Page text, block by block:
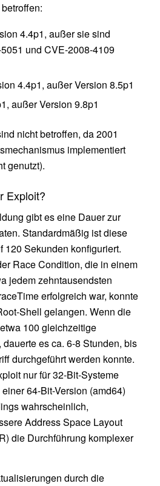
4.4p1, außer sie sind
und CVE-2008-4109
4.4p1, außer Version 8.5p1
außer Version 9.8p1
nicht betroffen, da 2001
implementiert
genutzt).
Exploit?
gibt es eine Dauer zur
Standardmäßig ist diese
120 Sekunden konfiguriert.
Race Condition, die in einem
jedem zehntausendsten
erfolgreich war, konnte
Shell gelangen. Wenn die
100 gleichzeitige
es ca. 6-8 Stunden, bis
durchgeführt werden konnte.
nur für 32-Bit-Systeme
64-Bit-Version (amd64)
wahrscheinlich,
Address Space Layout
die Durchführung komplexer
durch die